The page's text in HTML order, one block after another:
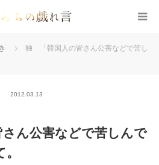
独 「韓国人の皆さん公害などで苦し
2012.03.13
ん公害などで苦しんで